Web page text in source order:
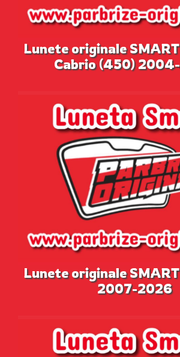
Lunete originale
Cabrio (450)
Lunete originale
2007-2026